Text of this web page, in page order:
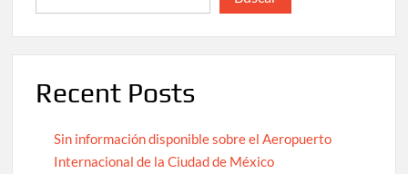
Recent Posts
Sin información disponible sobre el Aeropuerto
Internacional de la Ciudad de México